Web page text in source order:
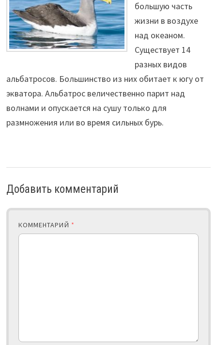
большую часть
жизни в воздухе
над океаном.
Существует 14
разных видов
альбатросов. Большинство из них обитает к югу от
экватора. Альбатрос величественно парит над
волнами и опускается на сушу только для
размножения или во время сильных бурь.
Добавить комментарий
КОММЕНТАРИЙ *